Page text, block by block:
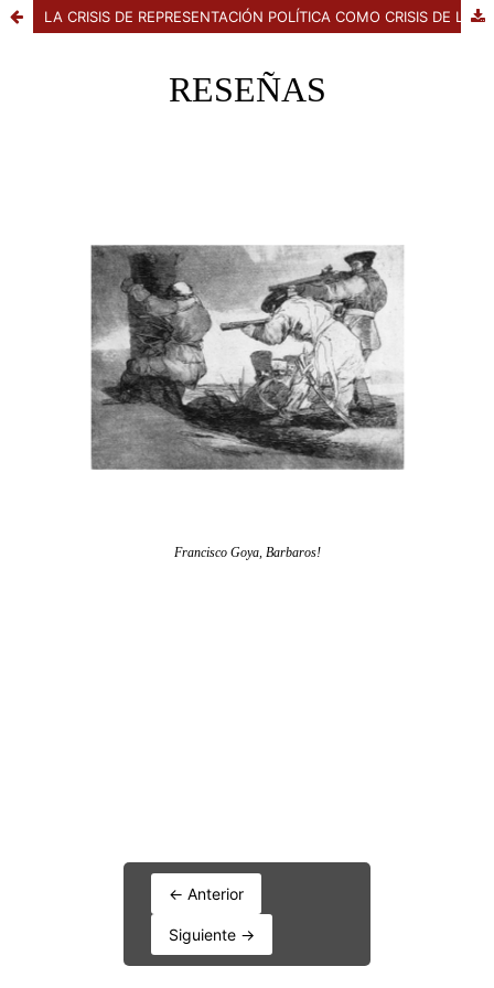
LA CRISIS DE REPRESENTACIÓN POLÍTICA COMO CRISIS DE LOS PARTIDOS: HACIA UNA RENOVADA AGENDA DE INVESTIGACIÓN
← Anterior
Siguiente →